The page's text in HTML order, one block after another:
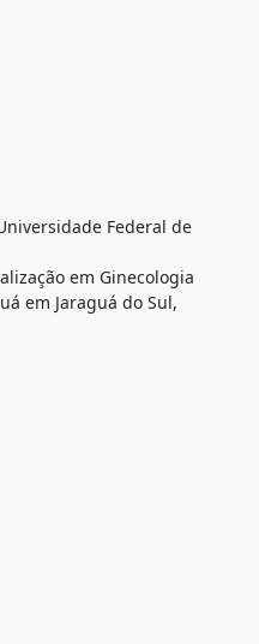
Federal de
em Ginecologia
em Jaraguá do Sul,